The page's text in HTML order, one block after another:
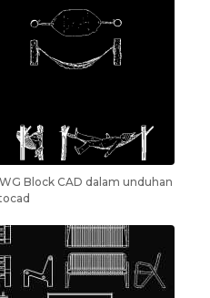
Block CAD dalam unduhan